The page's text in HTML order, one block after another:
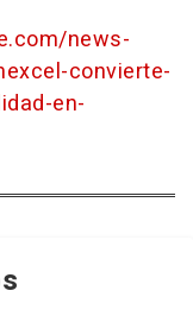
news-
convierte-
en-